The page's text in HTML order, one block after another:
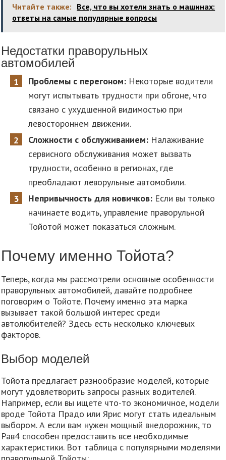
Читайте также: Все, что вы хотели знать о машинах:
ответы на самые популярные вопросы
Недостатки праворульных
автомобилей
Проблемы с перегоном: Некоторые водители
могут испытывать трудности при обгоне, что
связано с ухудшенной видимостью при
левостороннем движении.
Сложности с обслуживанием: Налаживание
сервисного обслуживания может вызвать
трудности, особенно в регионах, где
преобладают леворульные автомобили.
Непривычность для новичков: Если вы только
начинаете водить, управление праворульной
Тойотой может показаться сложным.
Почему именно Тойота?
Теперь, когда мы рассмотрели основные особенности
праворульных автомобилей, давайте подробнее
поговорим о Тойоте. Почему именно эта марка
вызывает такой большой интерес среди
автолюбителей? Здесь есть несколько ключевых
факторов.
Выбор моделей
Тойота предлагает разнообразие моделей, которые
могут удовлетворить запросы разных водителей.
Например, если вы ищете что-то экономичное, модели
вроде Тойота Прадо или Ярис могут стать идеальным
выбором. А если вам нужен мощный внедорожник, то
Рав4 способен предоставить все необходимые
характеристики. Вот таблица с популярными моделями